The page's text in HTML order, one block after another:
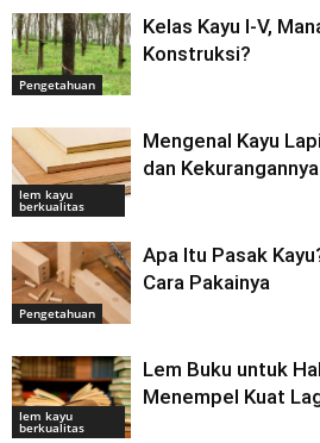
Pengetahuan
Kelas Kayu I-V,
Konstruksi?
lem kayu
berkualitas
Mengenal Kayu
dan Kekurangannya
Pengetahuan
Apa Itu Pasak
Cara Pakainya
lem kayu
berkualitas
Lem Buku untuk
Menempel Kuat